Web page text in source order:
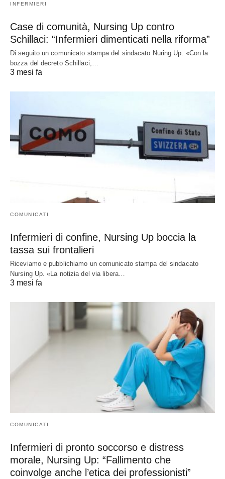
INFERMIERI
Case di comunità, Nursing Up contro
Schillaci: “Infermieri dimenticati nella riforma”
Di seguito un comunicato stampa del sindacato Nuring Up. «Con la
bozza del decreto Schillaci,…
3 mesi fa
COMUNICATI
Infermieri di confine, Nursing Up boccia la
tassa sui frontalieri
Riceviamo e pubblichiamo un comunicato stampa del sindacato
Nursing Up. «La notizia del via libera…
3 mesi fa
COMUNICATI
Infermieri di pronto soccorso e distress
morale, Nursing Up: “Fallimento che
coinvolge anche l’etica dei professionisti”